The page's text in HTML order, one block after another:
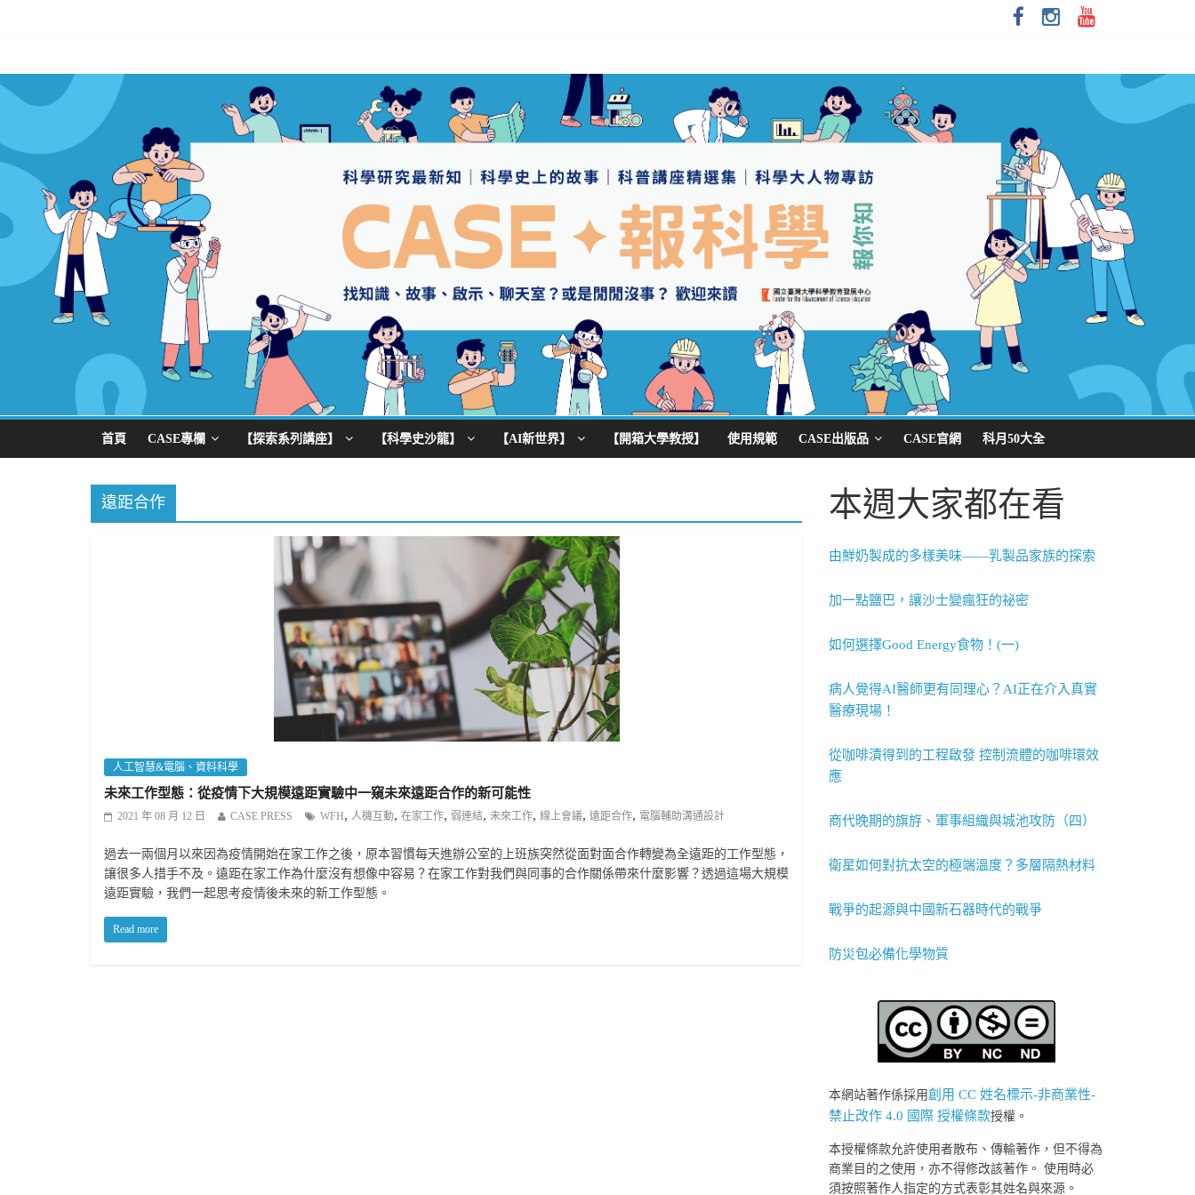
首頁 CASE專欄 【探索系列講座】 【科學史沙龍】 【AI新世界】 【開箱大學教授】 使用規範 CASE出版品 CASE官網 科月50大全
遠距合作
人工智慧&電腦、資料科學
未來工作型態：從疫情下大規模遠距實驗中一窺未來遠距合作的新可能性
2021 年 08 月 12 日 CASE PRESS WFH, 人機互動, 在家工作, 弱連結, 未來工作, 線上會議, 遠距合作, 電腦輔助溝通設計
過去一兩個月以來因為疫情開始在家工作之後，原本習慣每天進辦公室的上班族突然從面對面合作轉變為全遠距的工作型態，
讓很多人措手不及。遠距在家工作為什麼沒有想像中容易？在家工作對我們與同事的合作關係帶來什麼影響？透過這場大規模
遠距實驗，我們一起思考疫情後未來的新工作型態。
Read more
本週大家都在看
由鮮奶製成的多樣美味——乳製品家族的探索
加一點鹽巴，讓沙士變瘋狂的祕密
如何選擇Good Energy食物！(一)
病人覺得AI醫師更有同理心？AI正在介入真實
醫療現場！
從咖啡漬得到的工程啟發 控制流體的咖啡環效
應
商代晚期的旗斿、軍事組織與城池攻防（四）
衛星如何對抗太空的極端溫度？多層隔熱材料
戰爭的起源與中國新石器時代的戰爭
防災包必備化學物質
本網站著作係採用創用 CC 姓名標示-非商業性-
禁止改作 4.0 國際 授權條款授權。
本授權條款允許使用者散布、傳輸著作，但不得為
商業目的之使用，亦不得修改該著作。 使用時必
須按照著作人指定的方式表彰其姓名與來源。